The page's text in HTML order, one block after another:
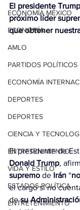
ECONOMÍA MÉXICO
ECONOMÍA
AMLO
PARTIDOS POLÍTICOS
ECONOMÍA
DEPORTES
DEPORTES
CIENCIA Y
ENTRETENIMIENTO
VIDA Y ESTILO
ESTADOS-POLÍTICA
ENTRETENIMIENTO
El presidente
próximo líder
que obtener
El presidente de
Donald Trump,
supremo de Irán “
el cargo si no
de su